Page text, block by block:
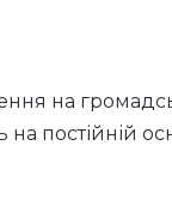
на
постійній